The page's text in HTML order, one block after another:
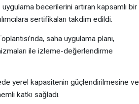
uygulama becerilerini artıran kapsamlı bir
sertifikaları takdim edildi.
saha uygulama planı,
ile izleme-değerlendirme
yerel kapasitenin güçlendirilmesine ve
katkı sağladı.